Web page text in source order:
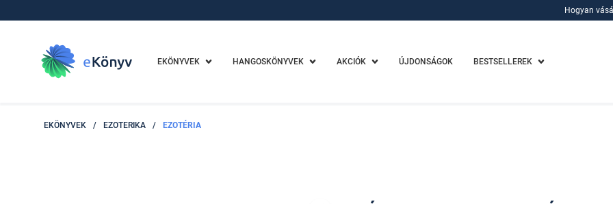
Hogyan
EKÖNYVEK HANGOSKÖNYVEK AKCIÓK ÚJDONSÁGOK BESTSELLEREK
EKÖNYVEK / EZOTERIKA / EZOTÉRIA